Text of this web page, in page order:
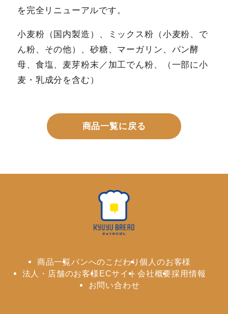
を完全リニューアルです。
小麦粉（国内製造）、ミックス粉（小麦粉、で
ん粉、その他）、砂糖、マーガリン、パン酵
母、食塩、麦芽粉末／加工でん粉、（一部に小
麦・乳成分を含む）
商品一覧に戻る
商品一覧パンへのこだわり個人のお客様
法人・店舗のお客様ECサイト 会社概要採用情報
お問い合わせ